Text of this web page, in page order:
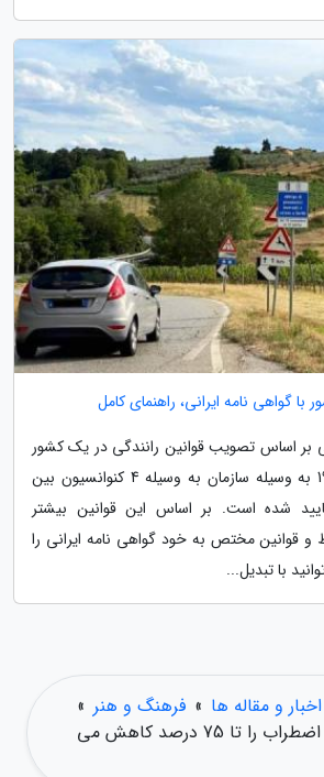
با گواهی نامه ایرانی، راهنمای کامل
بر اساس تصویب قوانین رانندگی در یک کشور
خارجی که از سال 1926 به وسیله سازمان به وسیله 4 کنوانسیون بین
شده است. بر اساس این قوانین بیشتر
و قوانین مختص به خود گواهی نامه ایرانی را
با تبدیل...
و مقاله ها » فرهنگ و هنر »
این توپ جادویی اضطراب را تا 75 درصد کاهش می